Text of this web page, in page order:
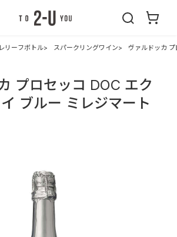
レリーフボトル スパークリングワイン ヴァルドッカ
プロセッコ DOC エク
ブルー ミレジマート